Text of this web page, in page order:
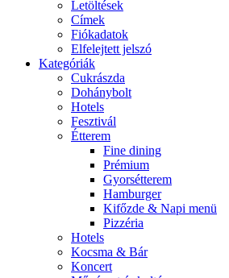
Letöltések
Címek
Fiókadatok
Elfelejtett jelszó
Kategóriák
Cukrászda
Dohánybolt
Hotels
Fesztivál
Étterem
Fine dining
Prémium
Gyorsétterem
Hamburger
Kifőzde & Napi menü
Pizzéria
Hotels
Kocsma & Bár
Koncert